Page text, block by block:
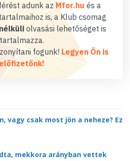
adunk az Mfor.hu és a
is, a Klub csomag
olvasási lehetőséget is
tartalmazza.
fogunk! Legyen Ön is
előfizetőnk!
vagy csak most jön a neheze? Ez
mekkora arányban vettek